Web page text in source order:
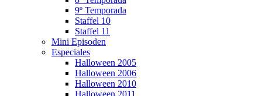
9º Temporada
Staffel 10
Staffel 11
Mini Episoden
Especiales
Halloween 2005
Halloween 2006
Halloween 2010
Halloween 2011